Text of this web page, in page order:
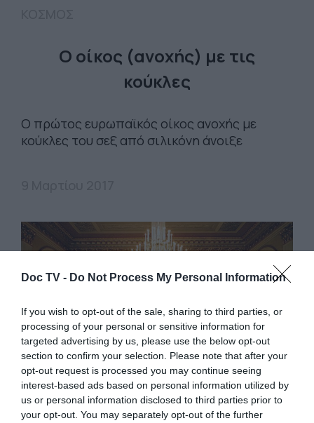
Doc TV - Do Not Process My Personal Information
If you wish to opt-out of the sale, sharing to third parties, or
processing of your personal or sensitive information for
targeted advertising by us, please use the below opt-out
section to confirm your selection. Please note that after your
opt-out request is processed you may continue seeing
interest-based ads based on personal information utilized by
us or personal information disclosed to third parties prior to
your opt-out. You may separately opt-out of the further
Ο οίκος (ανοχής) με τις
κούκλες
Ο πρώτος ευρωπαϊκός οίκος ανοχής με
κούκλες του σεξ από σιλικόνη άνοιξε